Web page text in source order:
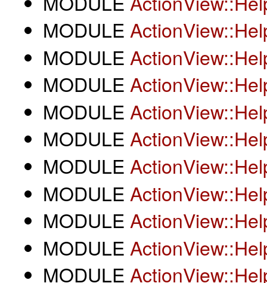
MODULE
MODULE
MODULE
MODULE
MODULE
MODULE
MODULE
MODULE
MODULE
MODULE